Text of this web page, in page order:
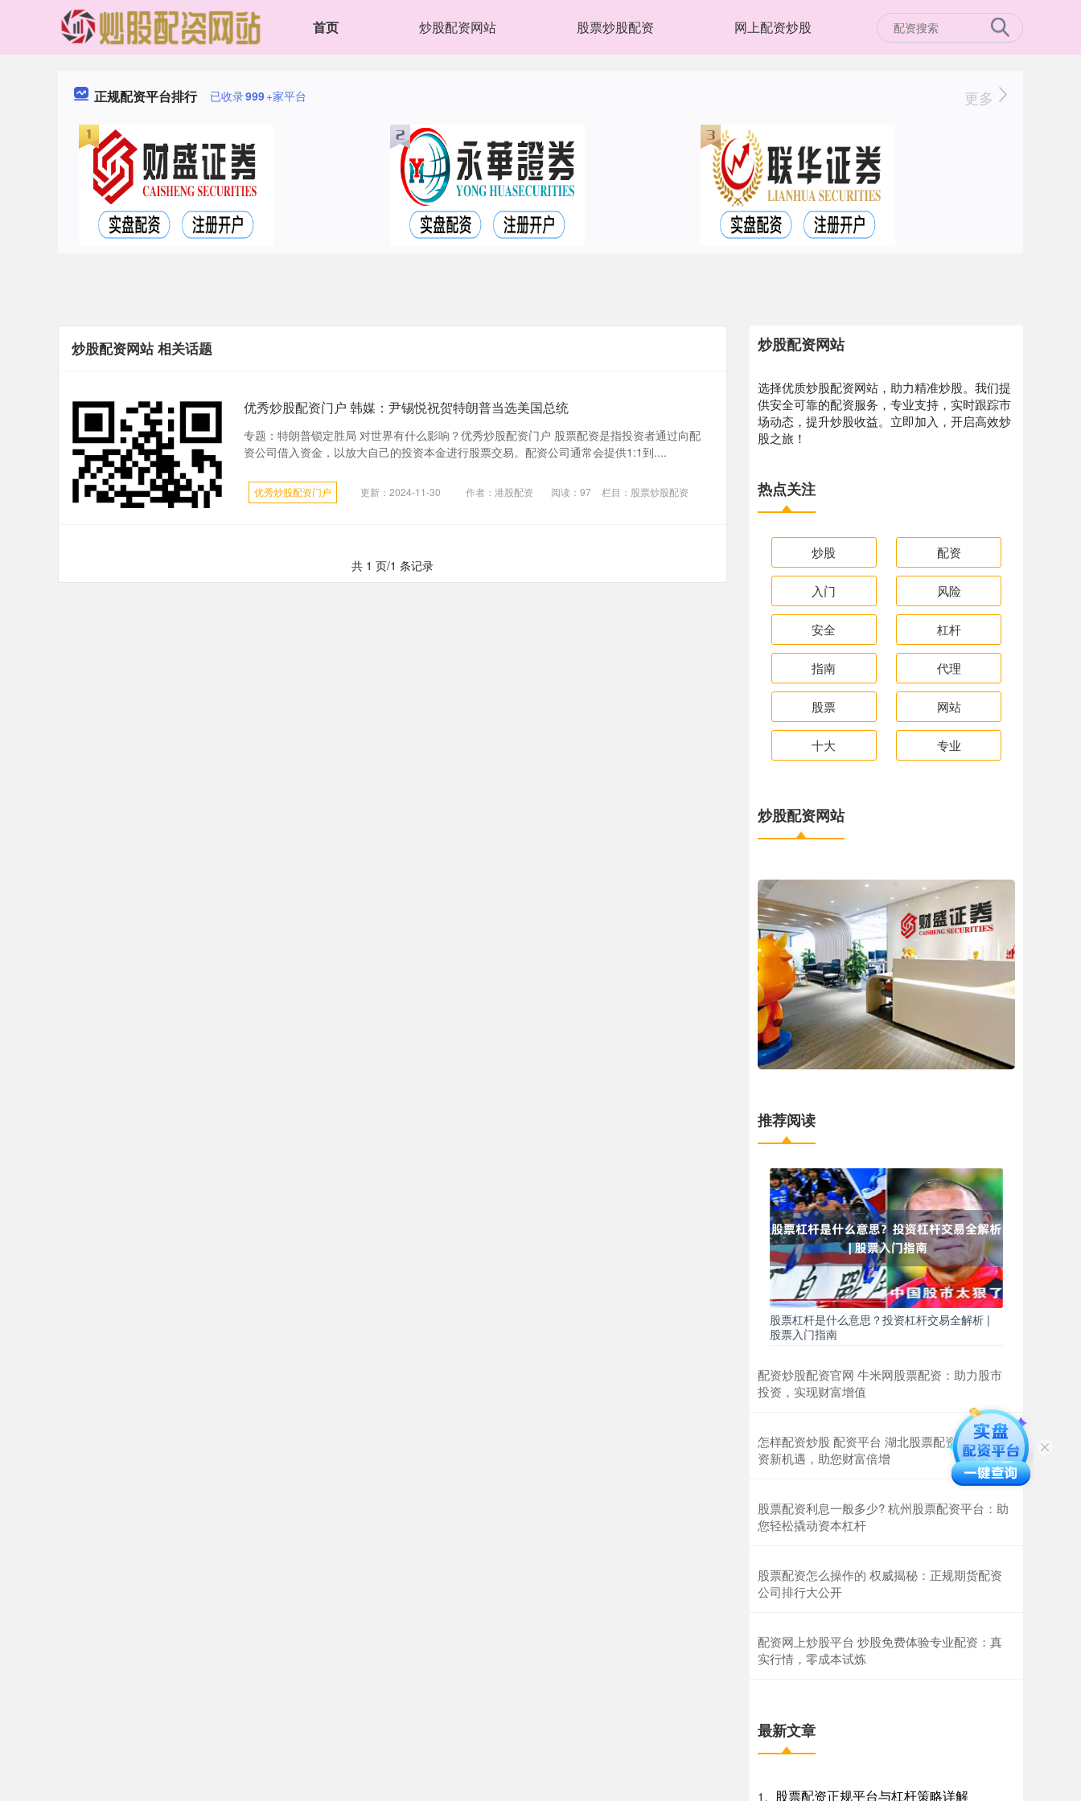
首页 炒股配资网站 股票炒股配资 网上配资炒股
正规配资平台排行 已收录999+家平台 更多
炒股配资网站 相关话题
优秀炒股配资门户 韩媒：尹锡悦祝贺特朗普当选美国总统
专题：特朗普锁定胜局 对世界有什么影响？优秀炒股配资门户 股票配资是指投资者通过向配
资公司借入资金，以放大自己的投资本金进行股票交易。配资公司通常会提供1:1到....
优秀炒股配资门户 更新：2024-11-30 作者：港股配资 阅读： 97 栏目： 股票炒股配资
共 1 页/1 条记录
炒股配资网站
选择优质炒股配资网站，助力精准炒股。我们提
供安全可靠的配资服务，专业支持，实时跟踪市
场动态，提升炒股收益。立即加入，开启高效炒
股之旅！
热点关注
炒股 配资
入门 风险
安全 杠杆
指南 代理
股票 网站
十大 专业
炒股配资网站
推荐阅读
股票杠杆是什么意思？投资杠杆交易全解析 |
股票入门指南
配资炒股配资官网 牛米网股票配资：助力股市
投资，实现财富增值
怎样配资炒股 配资平台 湖北股票配资：解锁投
资新机遇，助您财富倍增
股票配资利息一般多少? 杭州股票配资平台：助
您轻松撬动资本杠杆
股票配资怎么操作的 权威揭秘：正规期货配资
公司排行大公开
配资网上炒股平台 炒股免费体验专业配资：真
实行情，零成本试炼
最新文章
1、 股票配资正规平台与杠杆策略详解